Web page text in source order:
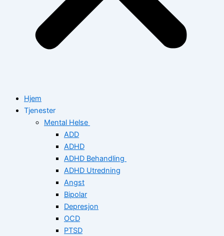
Hjem
Tjenester
Mental Helse
ADD
ADHD
ADHD Behandling
ADHD Utredning
Angst
Bipolar
Depresjon
OCD
PTSD